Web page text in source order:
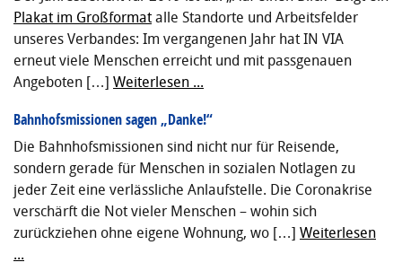
Plakat im Großformat alle Standorte und Arbeitsfelder
unseres Verbandes: Im vergangenen Jahr hat IN VIA
erneut viele Menschen erreicht und mit passgenauen
Angeboten […] Weiterlesen ...
Bahnhofsmissionen sagen „Danke!“
Die Bahnhofsmissionen sind nicht nur für Reisende,
sondern gerade für Menschen in sozialen Notlagen zu
jeder Zeit eine verlässliche Anlaufstelle. Die Coronakrise
verschärft die Not vieler Menschen – wohin sich
zurückziehen ohne eigene Wohnung, wo […] Weiterlesen
...